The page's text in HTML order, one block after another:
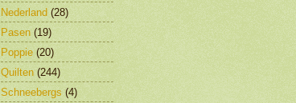
Nederland (28)
Pasen (19)
Poppie (20)
Quilten (244)
Schneebergs (4)